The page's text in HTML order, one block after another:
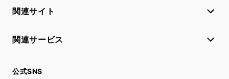
関連サイト
関連サービス
公式SNS